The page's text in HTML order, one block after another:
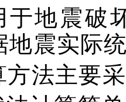
于地震破
地震实际
方法主要